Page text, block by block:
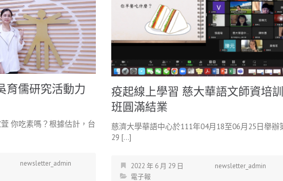
育儒研究活動力
你吃素嗎？根據估計，台
newsletter_admin
疫起線上學習 慈大華語文師資培訓
班圓滿結業
慈濟大學華語中心於111年04月18至06月25日舉辦
29 […]
2022 年 6 月 29 日
newsletter_admin
電子報